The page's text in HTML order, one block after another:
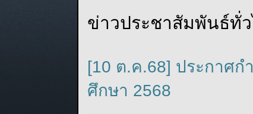
ข่าวประชาสัมพันธ์ทั่ว
[10 ต.ค.68] ประกาศก
ศึกษา 2568